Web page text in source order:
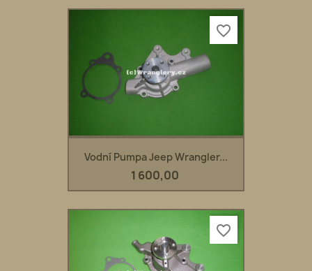
Vodní Pumpa Jeep Wrangler...
1 600,00
favorite_border
favorite_border